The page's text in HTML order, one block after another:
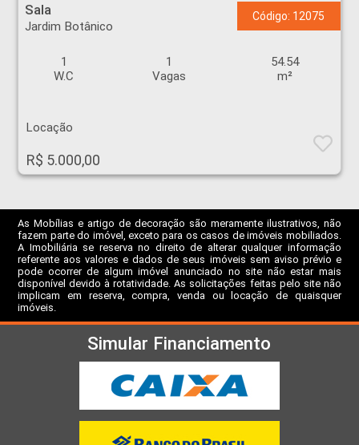
Sala
Jardim Botânico
Código: 12075
1
W.C
1
Vagas
54.54
m²
Locação
R$ 5.000,00
As Mobílias e artigo de decoração são meramente ilustrativos, não
fazem parte do imóvel, exceto para os casos de imóveis mobiliados.
A Imobiliária se reserva no direito de alterar qualquer informação
referente aos valores e dados de seus imóveis sem aviso prévio e
pode ocorrer de algum imóvel anunciado no site não estar mais
disponível devido à rotatividade. As solicitações feitas pelo site não
implicam em reserva, compra, venda ou locação de quaisquer
imóveis.
Simular Financiamento